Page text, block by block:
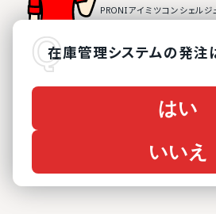
在庫管理システムの発注
はい
いいえ